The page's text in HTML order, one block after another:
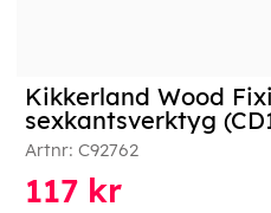
Kikkerland Wood
sexkantsverktyg
Artnr: C92762
117 kr